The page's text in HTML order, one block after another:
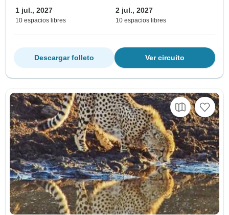
1 jul., 2027
10 espacios libres
2 jul., 2027
10 espacios libres
Ver circuito
Descargar folleto